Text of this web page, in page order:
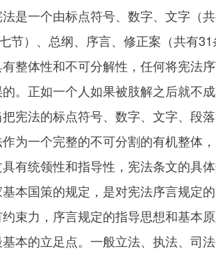
是一个由标点符号、数字、文字（
节）、总纲、序言、修正案（共有
整体性和不可分解性，任何将宪法
。正如一个人如果被肢解之后就不
宪法的标点符号、数字、文字、段
为一个完整的不可分割的有机整体
有统领性和指导性，宪法条文的具
本国策的规定，是对宪法序言规定
束力，序言规定的指导思想和基本
本的立足点。一般立法、执法、司